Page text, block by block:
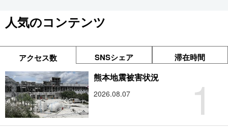
人気のコンテンツ
アクセス数 SNSシェア 滞在時間
1
熊本地震被害状況
2026.08.07